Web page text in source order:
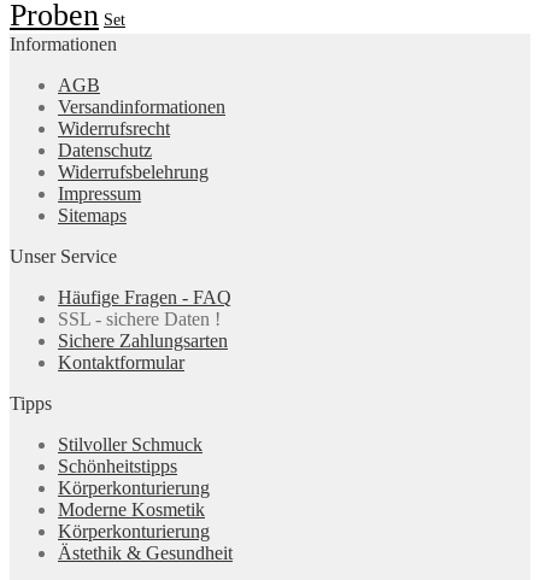
Proben Set
Informationen
AGB
Versandinformationen
Widerrufsrecht
Datenschutz
Widerrufsbelehrung
Impressum
Sitemaps
Unser Service
Häufige Fragen - FAQ
SSL - sichere Daten !
Sichere Zahlungsarten
Kontaktformular
Tipps
Stilvoller Schmuck
Schönheitstipps
Körperkonturierung
Moderne Kosmetik
Körperkonturierung
Ästethik & Gesundheit